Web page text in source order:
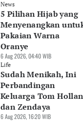
News
5 Pilihan Hijab yang
Menyenangkan
Pakaian Warna
Oranye
6 Aug 2026, 04:40 WIB
Life
Sudah Menikah, Ini
Perbandingan
Keluarga Tom
dan Zendaya
6 Aug 2026, 16:20 WIB